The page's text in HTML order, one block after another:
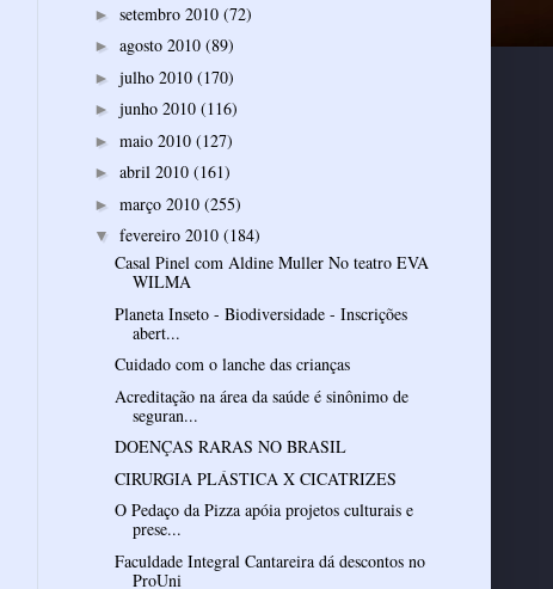
► setembro 2010 (72)
► agosto 2010 (89)
► julho 2010 (170)
► junho 2010 (116)
► maio 2010 (127)
► abril 2010 (161)
► março 2010 (255)
▼ fevereiro 2010 (184)
Casal Pinel com Aldine Muller No teatro EVA
WILMA
Planeta Inseto - Biodiversidade - Inscrições
abert...
Cuidado com o lanche das crianças
Acreditação na área da saúde é sinônimo de
seguran...
DOENÇAS RARAS NO BRASIL
CIRURGIA PLÁSTICA X CICATRIZES
O Pedaço da Pizza apóia projetos culturais e
prese...
Faculdade Integral Cantareira dá descontos no
ProUni